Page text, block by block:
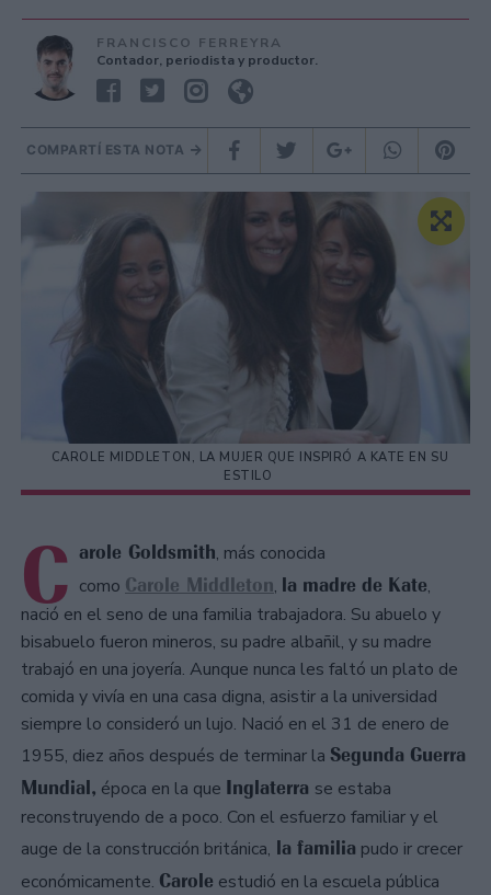
FRANCISCO FERREYRA
Contador, periodista y productor.
COMPARTÍ ESTA NOTA
CAROLE MIDDLETON, LA MUJER QUE INSPIRÓ A KATE EN SU
ESTILO
C arole Goldsmith, más conocida
como Carole Middleton, la madre de Kate,
nació en el seno de una familia trabajadora. Su abuelo y
bisabuelo fueron mineros, su padre albañil, y su madre
trabajó en una joyería. Aunque nunca les faltó un plato de
comida y vivía en una casa digna, asistir a la universidad
siempre lo consideró un lujo. Nació en el 31 de enero de
1955, diez años después de terminar la Segunda Guerra
Mundial, época en la que Inglaterra se estaba
reconstruyendo de a poco. Con el esfuerzo familiar y el
auge de la construcción británica, la familia pudo ir crecer
económicamente. Carole estudió en la escuela pública